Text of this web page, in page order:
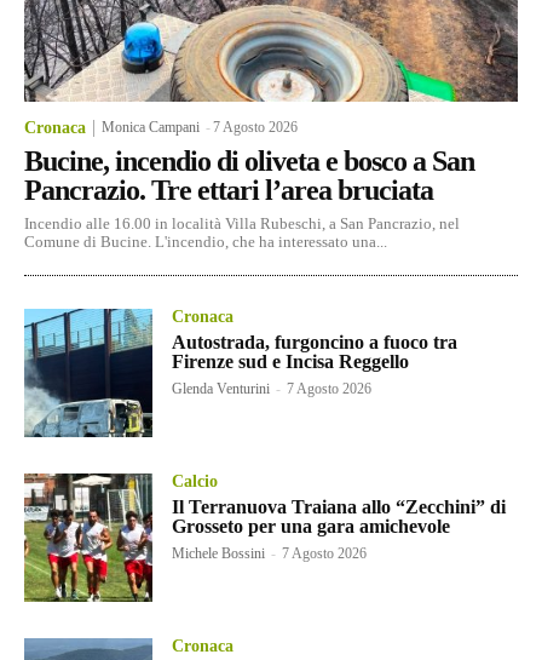
Cronaca Monica Campani -7 Agosto 2026
Bucine, incendio di oliveta e bosco a San
Pancrazio. Tre ettari l’area bruciata
Incendio alle 16.00 in località Villa Rubeschi, a San Pancrazio, nel
Comune di Bucine. L'incendio, che ha interessato una...
Cronaca
Autostrada, furgoncino a fuoco tra
Firenze sud e Incisa Reggello
Glenda Venturini - 7 Agosto 2026
Calcio
Il Terranuova Traiana allo “Zecchini” di
Grosseto per una gara amichevole
Michele Bossini - 7 Agosto 2026
Cronaca